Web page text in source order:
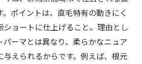
ポイントは、直毛特有の動きにく
ショートに仕上げること。理由とし
パーマとは異なり、柔らかなニュア
与えられるからです。例えば、根元